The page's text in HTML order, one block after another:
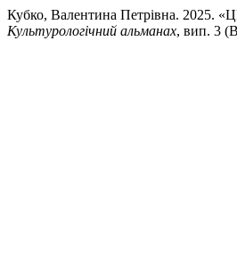
Кубко, Валентина Петрівна.
Культурологічний альманах, вип. 3